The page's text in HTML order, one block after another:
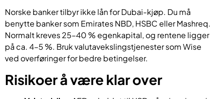
Norske banker tilbyr ikke lån for Dubai-kjøp. Du må
benytte banker som Emirates NBD, HSBC eller Mashreq.
Normalt kreves 25–40 % egenkapital, og rentene ligger
på ca. 4–5 %. Bruk valutavekslingstjenester som Wise
ved overføringer for bedre betingelser.
Risikoer å være klar over